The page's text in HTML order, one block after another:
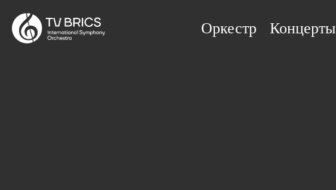
Оркестр Концерты